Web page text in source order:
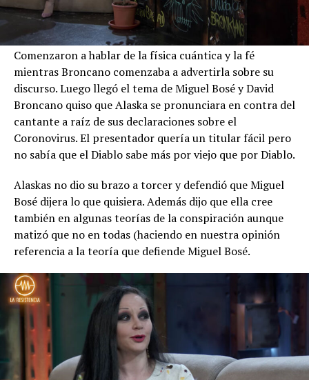
Comenzaron a hablar de la física cuántica y la fé
mientras Broncano comenzaba a advertirla sobre su
discurso. Luego llegó el tema de Miguel Bosé y David
Broncano quiso que Alaska se pronunciara en contra del
cantante a raíz de sus declaraciones sobre el
Coronovirus. El presentador quería un titular fácil pero
no sabía que el Diablo sabe más por viejo que por Diablo.
Alaskas no dio su brazo a torcer y defendió que Miguel
Bosé dijera lo que quisiera. Además dijo que ella cree
también en algunas teorías de la conspiración aunque
matizó que no en todas (haciendo en nuestra opinión
referencia a la teoría que defiende Miguel Bosé.